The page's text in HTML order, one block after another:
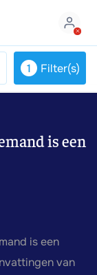
is een
is een
van
1 Filter(s)